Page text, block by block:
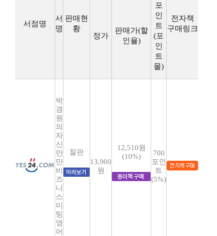
서점명
서
명
판매현
황
전자책
구매링크
정가
판매가(할
인율)
포
인
트
(포
인
트
몰)
박
경
원
의
자
신
만
만
비
즈
니
스
미
팅
영
어
절판
13,900
원
12,510원
(10%)
700
포인
트
(5%)